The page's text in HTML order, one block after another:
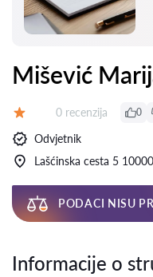
Mišević
Recenzija:
0 recenzija 0
Odvjetnik
Lašćinska cesta 5
PODACI NISU
Informacije o